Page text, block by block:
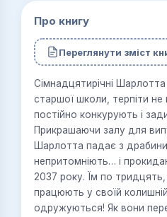
Про книгу
Переглянути зміст
Сімнадцятирічні
старшої школи, терпіти
постійно конкурують і
Прикрашаючи залу для
Шарлотта падає з
непритомніють… і
2037 року. Їм по
працюють у своїй
одружуються! Як вони